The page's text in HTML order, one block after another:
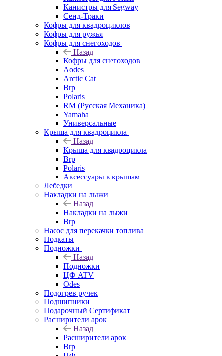
Канистры для Segway
Сенд-Траки
Кофры для квадроциклов
Кофры для ружья
Кофры для снегоходов
Назад
Кофры для снегоходов
Aodes
Arctic Cat
Brp
Polaris
RM (Русская Механика)
Yamaha
Универсальные
Крыша для квадроцикла
Назад
Крыша для квадроцикла
Brp
Polaris
Аксессуары к крышам
Лебедки
Накладки на лыжи
Назад
Накладки на лыжи
Brp
Насос для перекачки топлива
Подкаты
Подножки
Назад
Подножки
ЦФ ATV
Odes
Подогрев ручек
Подшипники
Подарочный Сертификат
Расширители арок
Назад
Расширители арок
Brp